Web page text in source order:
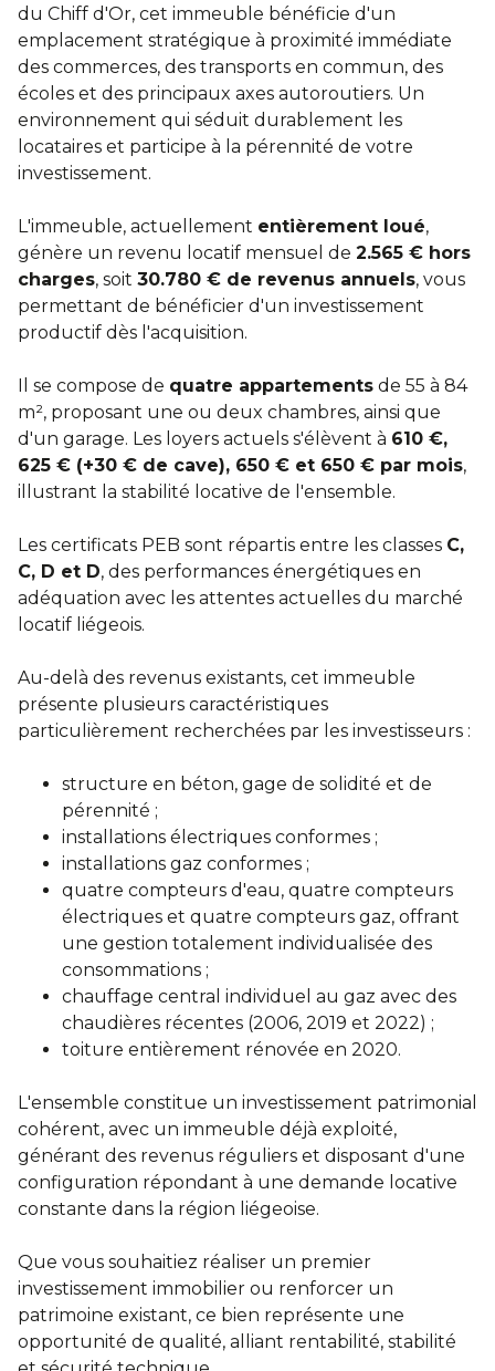
du Chiff d'Or, cet immeuble bénéficie d'un
emplacement stratégique à proximité immédiate
des commerces, des transports en commun, des
écoles et des principaux axes autoroutiers. Un
environnement qui séduit durablement les
locataires et participe à la pérennité de votre
investissement.
L'immeuble, actuellement entièrement loué,
génère un revenu locatif mensuel de 2.565 € hors
charges, soit 30.780 € de revenus annuels, vous
permettant de bénéficier d'un investissement
productif dès l'acquisition.
Il se compose de quatre appartements de 55 à 84
m², proposant une ou deux chambres, ainsi que
d'un garage. Les loyers actuels s'élèvent à 610 €,
625 € (+30 € de cave), 650 € et 650 € par mois,
illustrant la stabilité locative de l'ensemble.
Les certificats PEB sont répartis entre les classes C,
C, D et D, des performances énergétiques en
adéquation avec les attentes actuelles du marché
locatif liégeois.
Au-delà des revenus existants, cet immeuble
présente plusieurs caractéristiques
particulièrement recherchées par les investisseurs :
structure en béton, gage de solidité et de
pérennité ;
installations électriques conformes ;
installations gaz conformes ;
quatre compteurs d'eau, quatre compteurs
électriques et quatre compteurs gaz, offrant
une gestion totalement individualisée des
consommations ;
chauffage central individuel au gaz avec des
chaudières récentes (2006, 2019 et 2022) ;
toiture entièrement rénovée en 2020.
L'ensemble constitue un investissement patrimonial
cohérent, avec un immeuble déjà exploité,
générant des revenus réguliers et disposant d'une
configuration répondant à une demande locative
constante dans la région liégeoise.
Que vous souhaitiez réaliser un premier
investissement immobilier ou renforcer un
patrimoine existant, ce bien représente une
opportunité de qualité, alliant rentabilité, stabilité